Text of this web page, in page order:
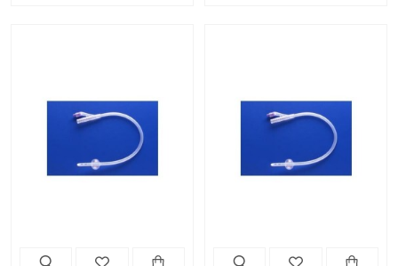
Sarf Malzemeleri
Tıbbi Tekstil Ürünleri
Tüm Kategorileri Gör